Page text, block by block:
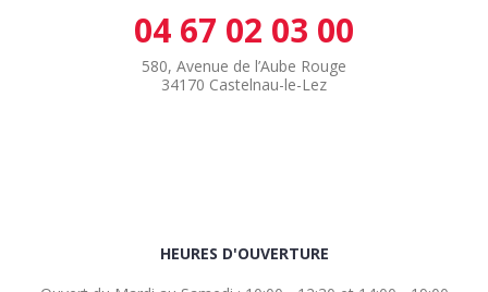
04 67 02 03 00
580, Avenue de l’Aube Rouge
34170 Castelnau-le-Lez
HEURES D'OUVERTURE